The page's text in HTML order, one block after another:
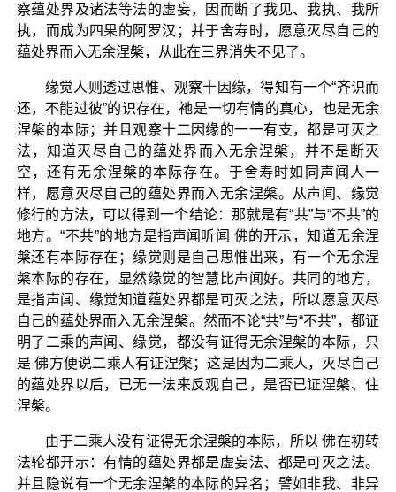
察蕴处界及诸法等法的虚妄，因而断了我见、我执、我所
执，而成为四果的阿罗汉；并于舍寿时，愿意灭尽自己的
蕴处界而入无余涅槃，从此在三界消失不见了。
缘觉人则透过思惟、观察十因缘，得知有一个“齐识而
还，不能过彼”的识存在，祂是一切有情的真心，也是无余
涅槃的本际；并且观察十二因缘的一一有支，都是可灭之
法，知道灭尽自己的蕴处界而入无余涅槃，并不是断灭
空，还有无余涅槃的本际存在。于舍寿时如同声闻人一
样，愿意灭尽自己的蕴处界而入无余涅槃。从声闻、缘觉
修行的方法，可以得到一个结论：那就是有“共”与“不共”的
地方。“不共”的地方是指声闻听闻 佛的开示，知道无余涅
槃还有本际存在；缘觉则是自己思惟出来，有一个无余涅
槃本际的存在，显然缘觉的智慧比声闻好。共同的地方，
是指声闻、缘觉知道蕴处界都是可灭之法，所以愿意灭尽
自己的蕴处界而入无余涅槃。然而不论“共”与“不共”，都证
明了二乘的声闻、缘觉，都没有证得无余涅槃的本际，只
是 佛方便说二乘人有证涅槃；这是因为二乘人，灭尽自己
的蕴处界以后，已无一法来反观自己，是否已证涅槃、住
涅槃。
由于二乘人没有证得无余涅槃的本际，所以 佛在初转
法轮都开示：有情的蕴处界都是虚妄法、都是可灭之法。
并且隐说有一个无余涅槃的本际的异名；譬如非我、非异